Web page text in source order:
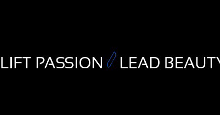
LIFT PASSION LEAD